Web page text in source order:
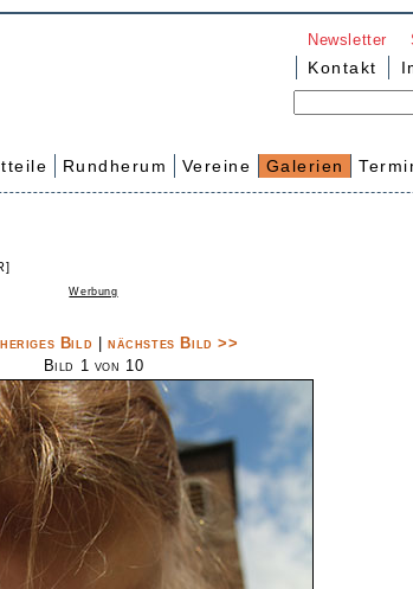
Newsletter
Kontakt
Rundherum Vereine Galerien
Werbung
Bild
nächstes Bild >>
Bild 1 von 10